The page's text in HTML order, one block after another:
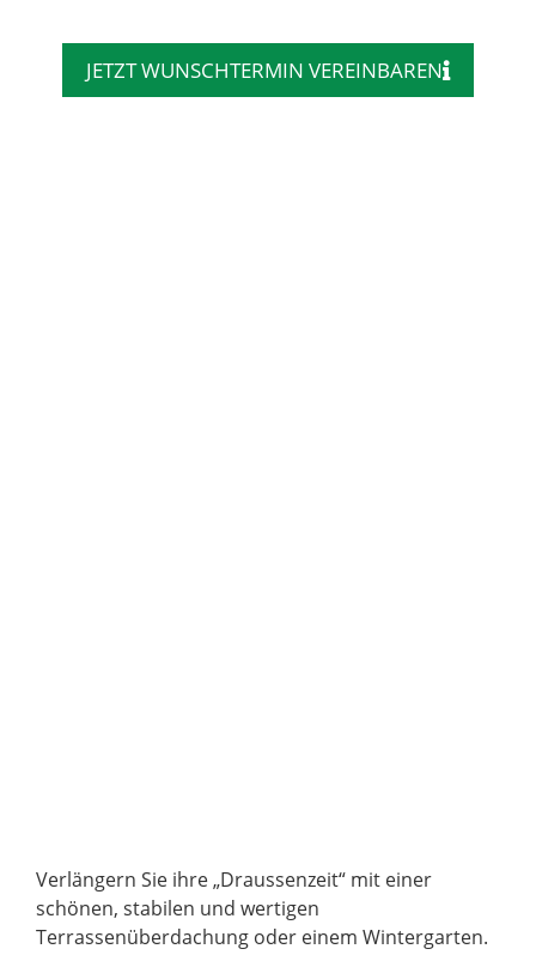
JETZT WUNSCHTERMIN VEREINBAREN
Verlängern Sie ihre „Draussenzeit“ mit einer
schönen, stabilen und wertigen
Terrassenüberdachung oder einem Wintergarten.